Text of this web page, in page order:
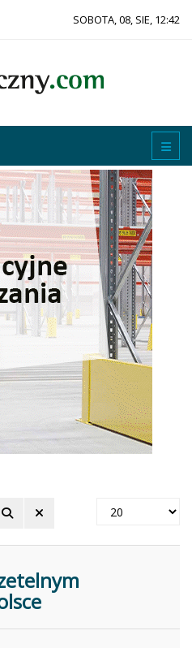
SOBOTA, 08, SIE, 12:42
Pokaż